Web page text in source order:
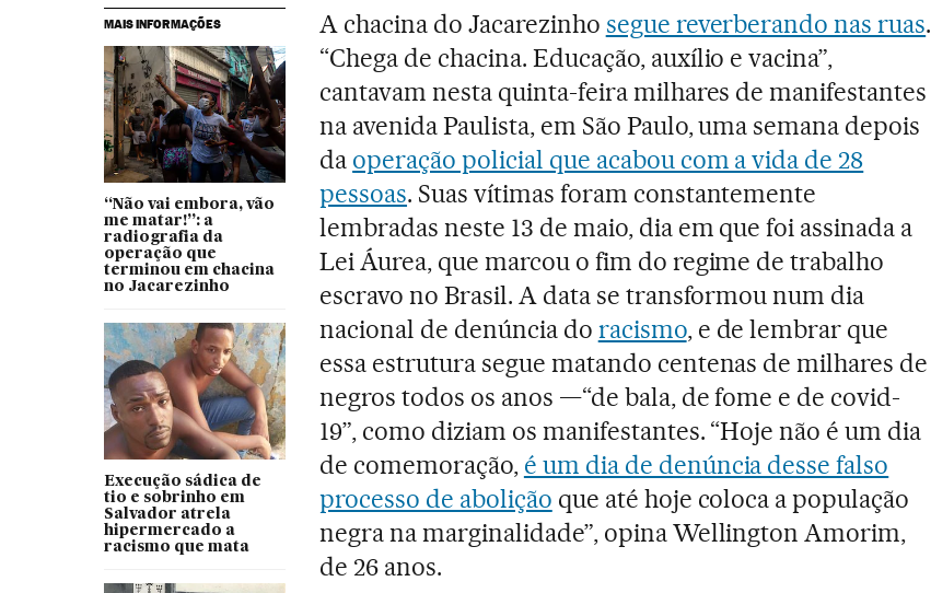
MAIS INFORMAÇÕES
“Não vai embora, vão
me matar!”: a
radiografia da
operação que
terminou em chacina
no Jacarezinho
Execução sádica de
tio e sobrinho em
Salvador atrela
hipermercado a
racismo que mata
A chacina do Jacarezinho segue reverberando nas ruas.
“Chega de chacina. Educação, auxílio e vacina”,
cantavam nesta quinta-feira milhares de manifestantes
na avenida Paulista, em São Paulo, uma semana depois
da operação policial que acabou com a vida de 28
pessoas. Suas vítimas foram constantemente
lembradas neste 13 de maio, dia em que foi assinada a
Lei Áurea, que marcou o fim do regime de trabalho
escravo no Brasil. A data se transformou num dia
nacional de denúncia do racismo, e de lembrar que
essa estrutura segue matando centenas de milhares de
negros todos os anos —“de bala, de fome e de covid-
19”, como diziam os manifestantes. “Hoje não é um dia
de comemoração, é um dia de denúncia desse falso
processo de abolição que até hoje coloca a população
negra na marginalidade”, opina Wellington Amorim,
de 26 anos.